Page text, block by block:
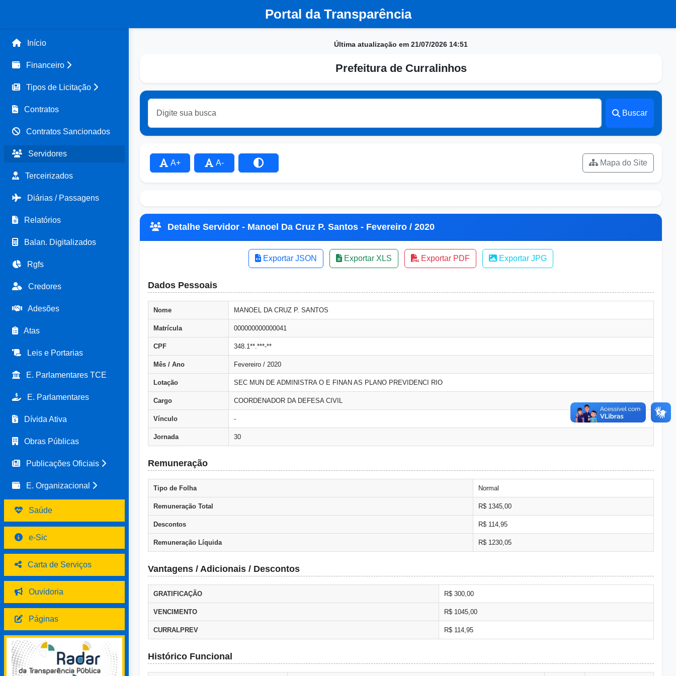
Portal da Transparência
Início
Financeiro
Tipos de Licitação
Contratos
Contratos Sancionados
Servidores
Terceirizados
Diárias / Passagens
Relatórios
Balan. Digitalizados
Rgfs
Credores
Adesões
Atas
Leis e Portarias
E. Parlamentares TCE
E. Parlamentares
Dívida Ativa
Obras Públicas
Publicações Oficiais
E. Organizacional
Saúde
e-Sic
Carta de Serviços
Ouvidoria
Páginas
Última atualização em 21/07/2026 14:51
Prefeitura de Curralinhos
Buscar
A+ A- Mapa do Site
Detalhe Servidor - Manoel Da Cruz P. Santos - Fevereiro / 2020
Exportar JSON Exportar XLS Exportar PDF Exportar JPG
Dados Pessoais
Nome MANOEL DA CRUZ P. SANTOS
Matrícula 000000000000041
CPF 348.1**.***-**
Mês / Ano Fevereiro / 2020
Lotação SEC MUN DE ADMINISTRA O E FINAN AS PLANO PREVIDENCI RIO
Cargo COORDENADOR DA DEFESA CIVIL
Vínculo -
Jornada 30
Remuneração
Tipo de Folha Normal
Remuneração Total R$ 1345,00
Descontos R$ 114,95
Remuneração Líquida R$ 1230,05
Vantagens / Adicionais / Descontos
GRATIFICAÇÃO R$ 300,00
VENCIMENTO R$ 1045,00
CURRALPREV R$ 114,95
Histórico Funcional